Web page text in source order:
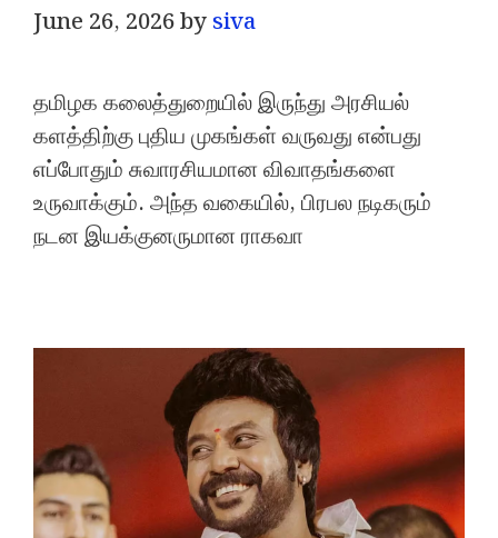
June 26, 2026bysiva
தமிழக கலைத்துறையில் இருந்து அரசியல்
களத்திற்கு புதிய முகங்கள் வருவது என்பது
எப்போதும் சுவாரசியமான விவாதங்களை
உருவாக்கும். அந்த வகையில், பிரபல நடிகரும்
நடன இயக்குனருமான ராகவா